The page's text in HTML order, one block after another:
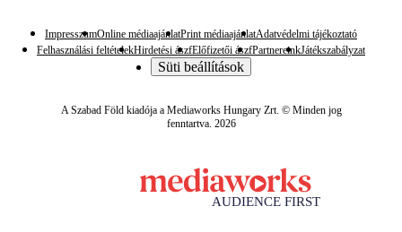
ImpresszumOnline médiaajánlatPrint médiaajánlatAdatvédelmi tájékoztató
Felhasználási feltételekHirdetési ászfElőfizetői ászfPartnereinkJátékszabályzat
Süti beállítások
A Szabad Föld kiadója a Mediaworks Hungary Zrt. © Minden jog
fenntartva. 2026